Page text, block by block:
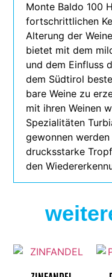
Monte Baldo 100
fort­schritt­li­chen
Alterung der
bie­tet mit dem
und dem Einfluss
dem Südtirol
bare Weine zu
mit ihren Weinen
Spezialitäten
gewon­nen
drucks­starke
den